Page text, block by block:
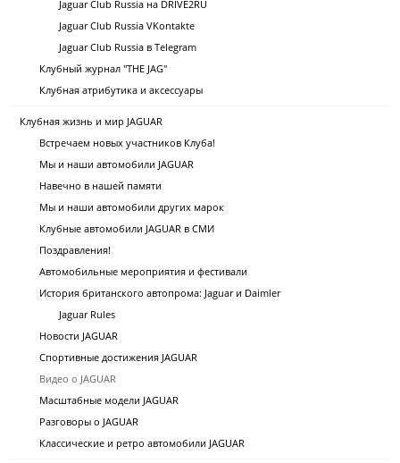
Jaguar Club Russia на DRIVE2RU
Jaguar Club Russia VKontakte
Jaguar Club Russia в Telegram
Клубный журнал "THE JAG"
Клубная атрибутика и аксессуары
Клубная жизнь и мир JAGUAR
Встречаем новых участников Клуба!
Мы и наши автомобили JAGUAR
Навечно в нашей памяти
Мы и наши автомобили других марок
Клубные автомобили JAGUAR в СМИ
Поздравления!
Автомобильные мероприятия и фестивали
История британского автопрома: Jaguar и Daimler
Jaguar Rules
Новости JAGUAR
Спортивные достижения JAGUAR
Видео о JAGUAR
Масштабные модели JAGUAR
Разговоры о JAGUAR
Классические и ретро автомобили JAGUAR